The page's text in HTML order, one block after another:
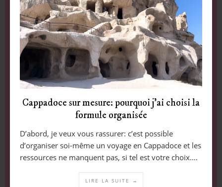
Cappadoce sur mesure: pourquoi j’ai choisi la
formule organisée
D’abord, je veux vous rassurer: c’est possible
d’organiser soi-même un voyage en Cappadoce et les
ressources ne manquent pas, si tel est votre choix.…
LIRE LA SUITE →